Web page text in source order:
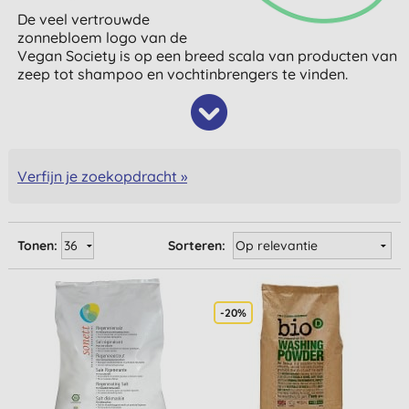
De veel vertrouwde
zonnebloem logo van de
Vegan Society is op een breed scala van producten van
zeep tot shampoo en vochtinbrengers te vinden.
Verfijn je zoekopdracht »
Sorteren:
Tonen:
-20%